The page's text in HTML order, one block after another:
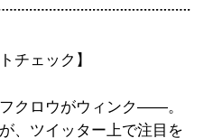
チェック】
クロウがウィンク――。
、ツイッター上で注目を